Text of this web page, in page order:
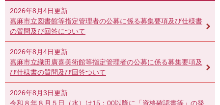
2026年8月4日更新
嘉麻市立図書館等指定管理者の公募に係る募集要項及び仕様書
の質問及び回答について
2026年8月4日更新
嘉麻市立織田廣喜美術館等指定管理者の公募に係る募集要項及
び仕様書の質問及び回答ついて
2026年8月3日更新
令和８年８月５日（水）は15：00以降に「資格確認書等」の発